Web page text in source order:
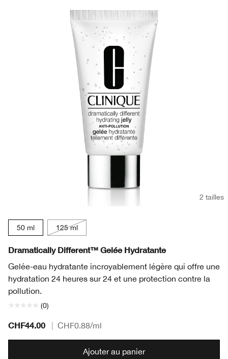
2 tailles
50 ml 125 ml
Dramatically Different™ Gelée Hydratante
Gelée-eau hydratante incroyablement légère qui offre une
hydratation 24 heures sur 24 et une protection contre la
pollution.
(0)
CHF44.00 CHF0.88/ml
Ajouter au panier